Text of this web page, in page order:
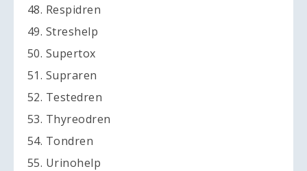
48. Respidren
49. Streshelp
50. Supertox
51. Supraren
52. Testedren
53. Thyreodren
54. Tondren
55. Urinohelp